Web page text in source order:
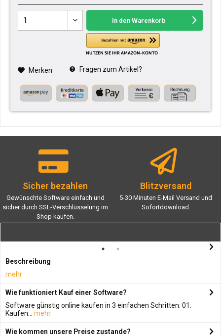
In den Warenkorb
Merken Fragen zum Artikel?
Sicher bezahlen
Gewünschte Software einfach und
sicher durch SSL-Verschlüsselung im
Shop kaufen.
Blitzversand
5-30 Minuten E-Mail Versand und
Sofortdownload.
Beschreibung
mehr
Wie funktioniert Kauf einer Software?
Software günstig online kaufen in 3 einfachen Schritten: 01.
Kaufen...
mehr
Wie kommen unsere Preise zustande?